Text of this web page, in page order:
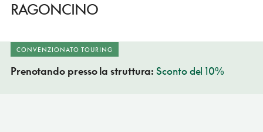
RAGONCINO
CONVENZIONATO TOURING
Prenotando presso la struttura:Sconto del 10%